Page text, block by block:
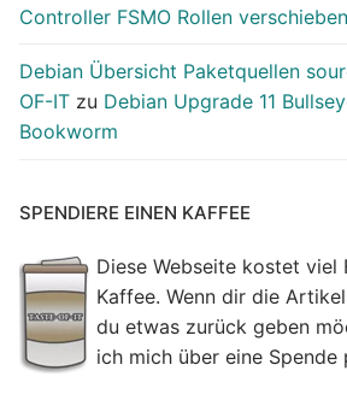
Controller FSMO Rollen verschieben
Debian Übersicht Paketquellen
OF-IT zu Debian Upgrade 11
Bookworm
SPENDIERE EINEN KAFFEE
Diese Webseite kostet viel
Kaffee. Wenn dir die
du etwas zurück geben
ich mich über eine Spende